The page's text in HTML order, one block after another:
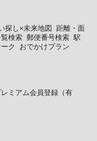
探し×未来地図
距離・面
検索 郵便番号検索 駅
ク おでかけプラン
ミアム会員登録（有